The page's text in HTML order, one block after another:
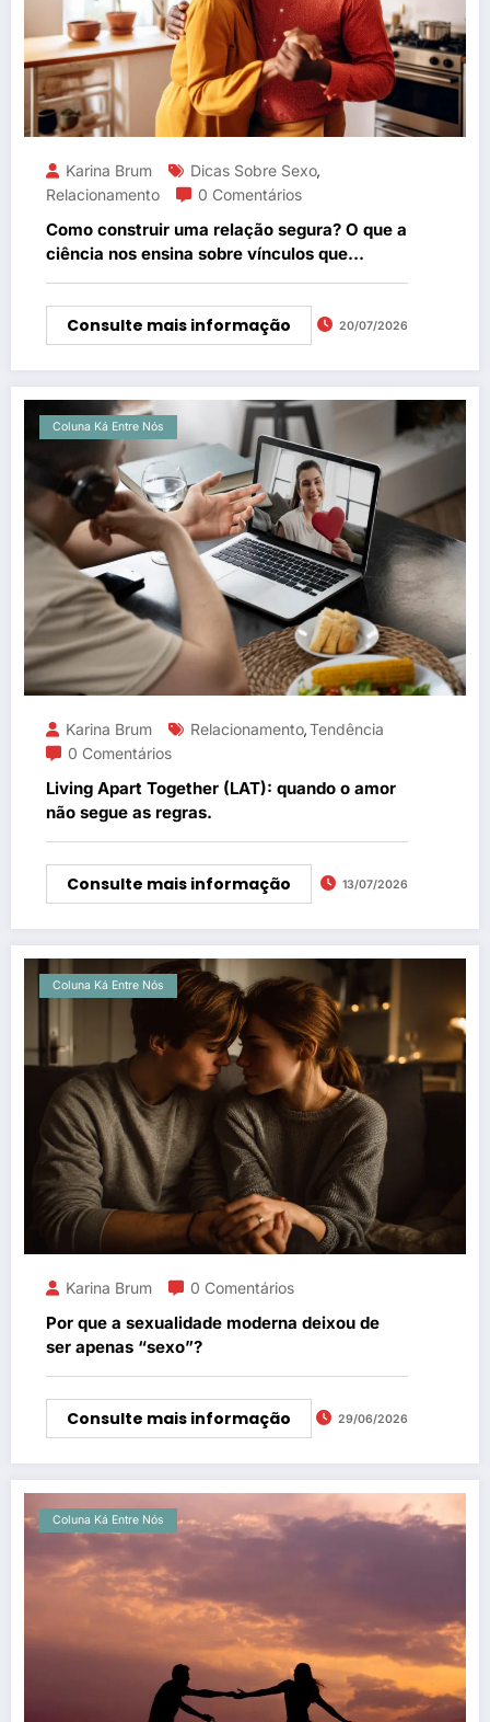
Karina Brum Dicas Sobre Sexo,
Relacionamento
0 Comentários
Como construir uma relação segura? O que a
ciência nos ensina sobre vínculos que
realmente fazem bem.
Consulte mais informação 20/07/2026
Coluna Ká Entre Nós
Karina Brum Relacionamento,Tendência
0 Comentários
Living Apart Together (LAT): quando o amor
não segue as regras.
Consulte mais informação 13/07/2026
Coluna Ká Entre Nós
Karina Brum 0 Comentários
Por que a sexualidade moderna deixou de
ser apenas “sexo”?
Consulte mais informação 29/06/2026
Coluna Ká Entre Nós